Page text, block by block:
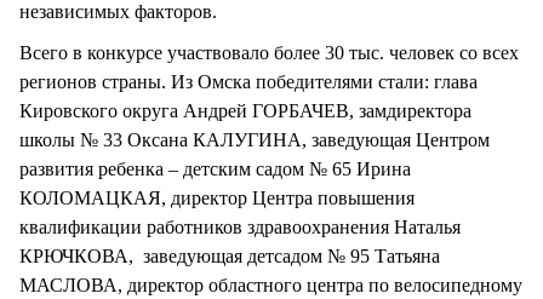
независимых факторов.
Всего в конкурсе участвовало более 30 тыс. человек со всех
регионов страны. Из Омска победителями стали: глава
Кировского округа Андрей ГОРБАЧЕВ, замдиректора
школы № 33 Оксана КАЛУГИНА, заведующая Центром
развития ребенка – детским садом № 65 Ирина
КОЛОМАЦКАЯ, директор Центра повышения
квалификации работников здравоохранения Наталья
КРЮЧКОВА, заведующая детсадом № 95 Татьяна
МАСЛОВА, директор областного центра по велосипедному